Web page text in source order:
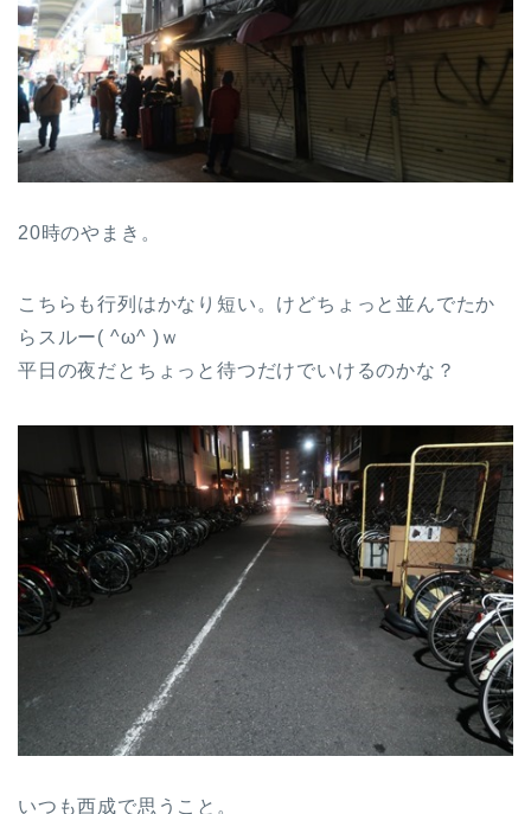
20時のやまき。
こちらも行列はかなり短い。けどちょっと並んでたか
らスルー( ^ω^ )ｗ
平日の夜だとちょっと待つだけでいけるのかな？
いつも西成で思うこと。